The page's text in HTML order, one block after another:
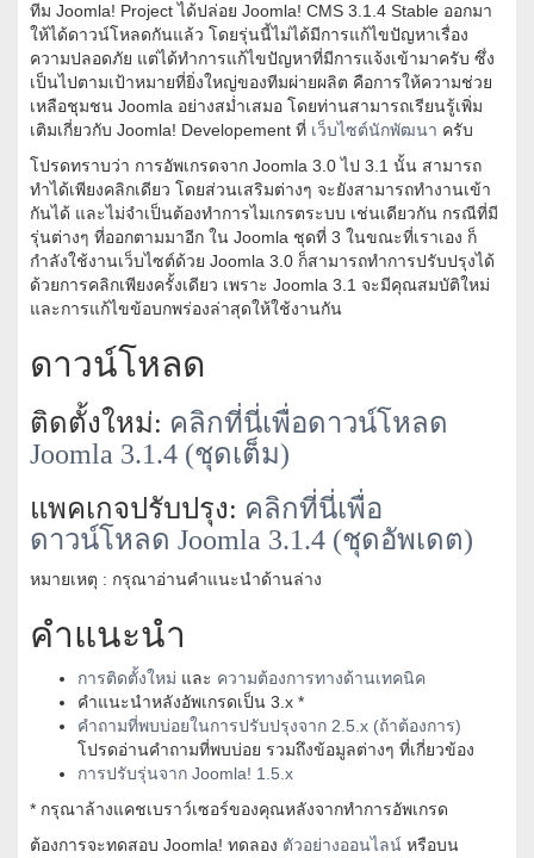
ทีม Joomla! Project ได้ปล่อย Joomla! CMS 3.1.4 Stable ออกมา
ให้ได้ดาวน์โหลดกันแล้ว โดยรุ่นนี้ไม่ได้มีการแก้ไขปัญหาเรื่อง
ความปลอดภัย แต่ได้ทำการแก้ไขปัญหาที่มีการแจ้งเข้ามาครับ ซึ่ง
เป็นไปตามเป้าหมายที่ยิ่งใหญ่ของทีมผ่ายผลิต คือการให้ความช่วย
เหลือชุมชน Joomla อย่างสม่ำเสมอ โดยท่านสามารถเรียนรู้เพิ่ม
เติมเกี่ยวกับ Joomla! Developement ที่ เว็บไซต์นักพัฒนา ครับ
โปรดทราบว่า การอัพเกรดจาก Joomla 3.0 ไป 3.1 นั้น สามารถ
ทำได้เพียงคลิกเดียว โดยส่วนเสริมต่างๆ จะยังสามารถทำงานเข้า
กันได้ และไม่จำเป็นต้องทำการไมเกรตระบบ เช่นเดียวกัน กรณีที่มี
รุ่นต่างๆ ที่ออกตามมาอีก ใน Joomla ชุดที่ 3 ในขณะที่เราเอง ก็
กำลังใช้งานเว็บไซต์ด้วย Joomla 3.0 ก็สามารถทำการปรับปรุงได้
ด้วยการคลิกเพียงครั้งเดียว เพราะ Joomla 3.1 จะมีคุณสมบัติใหม่
และการแก้ไขข้อบกพร่องล่าสุดให้ใช้งานกัน
ดาวน์โหลด
ติดตั้งใหม่: คลิกที่นี่เพื่อดาวน์โหลด
Joomla 3.1.4 (ชุดเต็ม)
แพคเกจปรับปรุง: คลิกที่นี่เพื่อ
ดาวน์โหลด Joomla 3.1.4 (ชุดอัพเดต)
หมายเหตุ : กรุณาอ่านคำแนะนำด้านล่าง
คำแนะนำ
การติดตั้งใหม่ และ ความต้องการทางด้านเทคนิค
คำแนะนำหลังอัพเกรดเป็น 3.x *
คำถามที่พบบ่อยในการปรับปรุงจาก 2.5.x (ถ้าต้องการ)
โปรดอ่านคำถามที่พบบ่อย รวมถึงข้อมูลต่างๆ ที่เกี่ยวข้อง
การปรับรุ่นจาก Joomla! 1.5.x
* กรุณาล้างแคชเบราว์เซอร์ของคุณหลังจากทำการอัพเกรด
ต้องการจะทดสอบ Joomla! ทดลอง ตัวอย่างออนไลน์ หรือบน